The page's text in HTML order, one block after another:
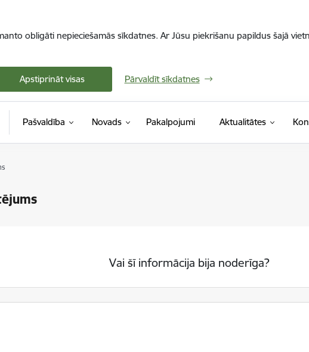
obligāti nepieciešamās sīkdatnes. Ar Jūsu piekrišanu papildus šajā
Apstiprināt visas Pārvaldīt sīkdatnes
Pašvaldība Novads Pakalpojumi Aktualitātes
Vai šī informācija bija noderīga?